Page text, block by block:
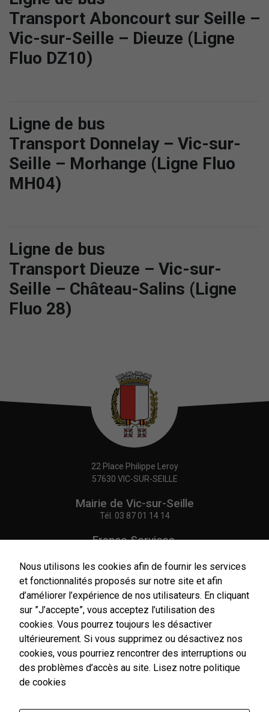
Transport Aboncourt sur Seille –
Vic-sur-Seille – Dieuze (Ligne
Fluo DZ10)
Ligne de bus
Transport Donnelay – Vic-sur-
Seille – Morhange (Ligne Fluo
MH04)
Ligne de bus
Transport Dieuze – Vic-sur-
Seille – Château-Salins (Ligne
Fluo 28)
22 Place Philippe Leroy
57630 VIC-SUR-SEILLE
Mairie de Vic-sur-Seille
Tél. 03 87 01 14 14
France Services,
Tél.03 87 86 41 48
NOUS CONTACTER
Horaires
d'ouverture
Nous utilisons les cookies afin de fournir les services
et fonctionnalités proposés sur notre site et afin
d’améliorer l’expérience de nos utilisateurs. En cliquant
sur ”J’accepte”, vous acceptez l’utilisation des
cookies. Vous pourrez toujours les désactiver
ultérieurement. Si vous supprimez ou désactivez nos
cookies, vous pourriez rencontrer des interruptions ou
des problèmes d’accès au site. Lisez notre politique
de cookies
Nécessaires
sont utiles au
bon
de notre site
Statistiques
Afin de vous
proposer des
évolutions et
d'établir des
statistiques,
nous utilisons
des cookies.